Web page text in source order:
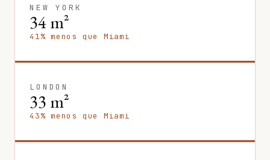
NEW YORK
34 m²
41% menos que Miami
LONDON
33 m²
43% menos que Miami